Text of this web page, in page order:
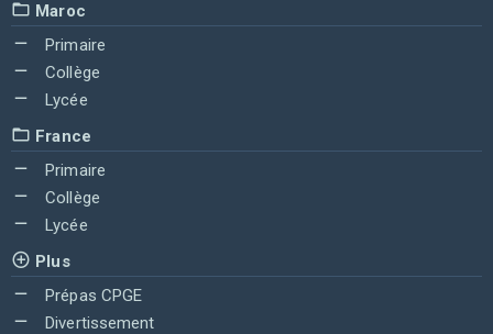
Maroc
Primaire
Collège
Lycée
France
Primaire
Collège
Lycée
Plus
Prépas CPGE
Divertissement